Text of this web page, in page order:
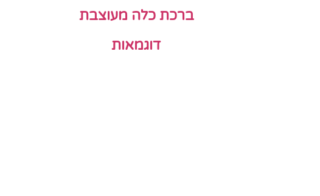
ברכת כלה מעוצבת
דוגמאות